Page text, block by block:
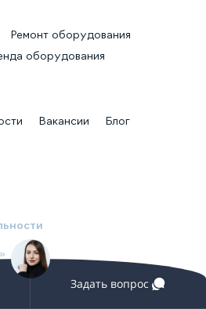
Ремонт оборудования
оборудования
Вакансии Блог
Задать вопрос